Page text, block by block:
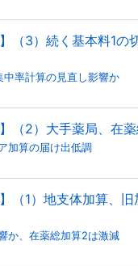
（3）続く基本料1の
率計算の見直し影響か
（2）大手薬局、在
加算の届け出低調
（1）地支体加算、
か、在薬総加算2は激減